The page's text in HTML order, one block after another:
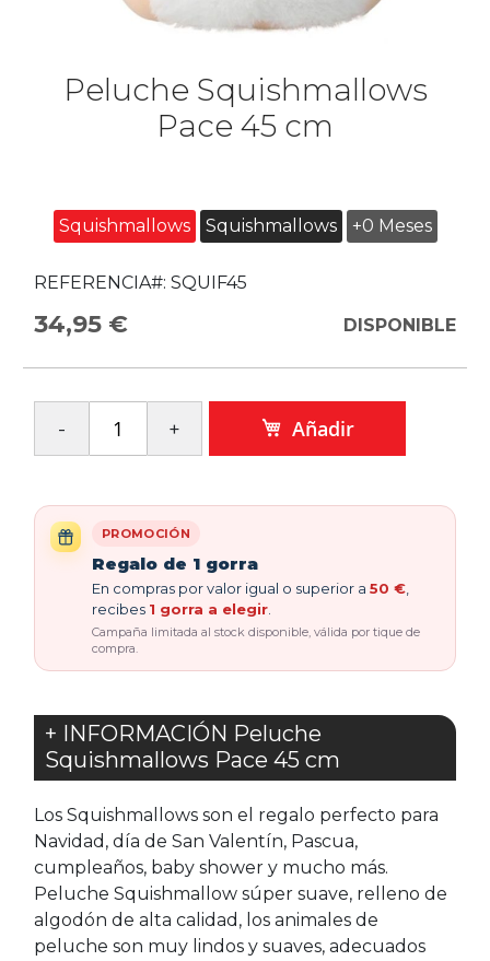
Peluche Squishmallows
Pace 45 cm
Squishmallows Squishmallows +0 Meses
REFERENCIA#: SQUIF45
34,95 € DISPONIBLE
Añadir
PROMOCIÓN
Regalo de 1 gorra
En compras por valor igual o superior a 50 €
recibes 1 gorra a elegir
Campaña limitada al stock disponible, válida por tique de
compra.
+ INFORMACIÓN Peluche
Squishmallows Pace 45 cm
Los Squishmallows son el regalo perfecto para
Navidad, día de San Valentín, Pascua,
cumpleaños, baby shower y mucho más.
Peluche Squishmallow súper suave, relleno de
algodón de alta calidad, los animales de
peluche son muy lindos y suaves, adecuados